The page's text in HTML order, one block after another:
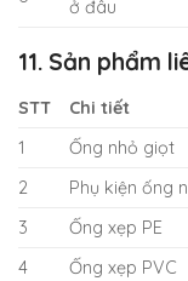
ở đâu
11. Sản phẩm
STT Chi tiết
1
Ống nhỏ giọt
2
Phụ kiện ống
3
Ống xẹp PE
4
Ống xẹp PVC